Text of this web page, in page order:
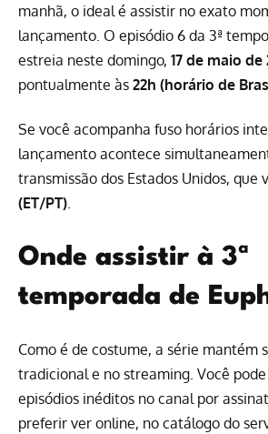
manhã, o ideal é assistir no exato
lançamento. O episódio 6 da 3ª
estreia neste domingo, 17 de maio de
pontualmente às 22h (horário de
Se você acompanha fuso horários
lançamento acontece
transmissão dos Estados Unidos, que
(ET/PT)
Onde assistir à 3ª
temporada de
Como é de costume, a série mantém
tradicional e no streaming. Você
episódios inéditos no canal por
preferir ver online, no catálogo do